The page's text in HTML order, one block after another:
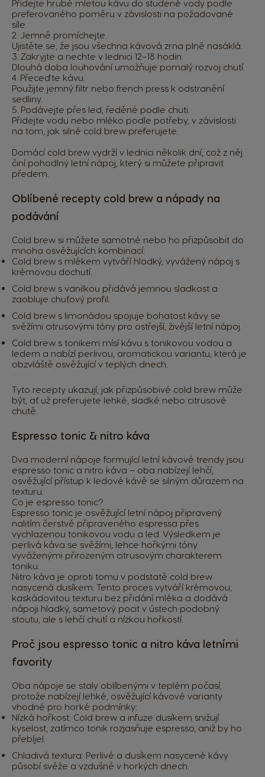
Přidejte hrubě mletou kávu do studené vody podle
preferovaného poměru v závislosti na požadované
síle.
2. Jemně promíchejte.
Ujistěte se, že jsou všechna kávová zrna plně nasáklá.
3. Zakryjte a nechte v lednici 12–18 hodin.
Dlouhá doba louhování umožňuje pomalý rozvoj chutí.
4. Přeceďte kávu.
Použijte jemný filtr nebo french press k odstranění
sedliny.
5. Podávejte přes led, ředěné podle chuti.
Přidejte vodu nebo mléko podle potřeby, v závislosti
na tom, jak silné cold brew preferujete.
Domácí cold brew vydrží v lednici několik dní, což z něj
činí pohodlný letní nápoj, který si můžete připravit
předem.
Oblíbené recepty cold brew a nápady na
podávání
Cold brew si můžete samotné nebo ho přizpůsobit do
mnoha osvěžujících kombinací:
Cold brew s mlékem vytváří hladký, vyvážený nápoj s
krémovou dochutí.
Cold brew s vanilkou přidává jemnou sladkost a
zaobluje chuťový profil.
Cold brew s limonádou spojuje bohatost kávy se
svěžími citrusovými tóny pro ostřejší, živější letní nápoj.
Cold brew s tonikem mísí kávu s tonikovou vodou a
ledem a nabízí perlivou, aromatickou variantu, která je
obzvláště osvěžující v teplých dnech.
Tyto recepty ukazují, jak přizpůsobivé cold brew může
být, ať už preferujete lehké, sladké nebo citrusové
chutě.
Espresso tonic & nitro káva
Dva moderní nápoje formující letní kávové trendy jsou
espresso tonic a nitro káva – oba nabízejí lehčí,
osvěžující přístup k ledové kávě se silným důrazem na
texturu.
Co je espresso tonic?
Espresso tonic je osvěžující letní nápoj připravený
nalitím čerstvě připraveného espressa přes
vychlazenou tonikovou vodu a led. Výsledkem je
perlivá káva se svěžími, lehce hořkými tóny
vyváženými přirozeným citrusovým charakterem
toniku.
Nitro káva je oproti tomu v podstatě cold brew
nasycená dusíkem. Tento proces vytváří krémovou,
kaskádovitou texturu bez přidání mléka a dodává
nápoji hladký, sametový pocit v ústech podobný
stoutu, ale s lehčí chutí a nízkou hořkostí.
Proč jsou espresso tonic a nitro káva letními
favority
Oba nápoje se staly oblíbenými v teplém počasí,
protože nabízejí lehké, osvěžující kávové varianty
vhodné pro horké podmínky:
Nízká hořkost: Cold brew a infuze dusíkem snižují
kyselost, zatímco tonik rozjasňuje espresso, aniž by ho
přebíjel.
Chladivá textura: Perlivé a dusíkem nasycené kávy
působí svěže a vzdušně v horkých dnech.